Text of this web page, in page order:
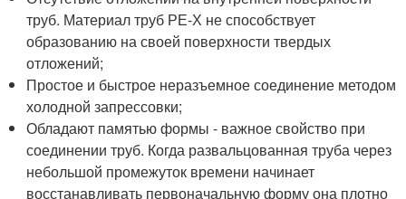
труб. Материал труб РЕ-Х не способствует
образованию на своей поверхности твердых
отложений;
Простое и быстрое неразъемное соединение методом
холодной запрессовки;
Обладают памятью формы - важное свойство при
соединении труб. Когда развальцованная труба через
небольшой промежуток времени начинает
восстанавливать первоначальную форму она плотно